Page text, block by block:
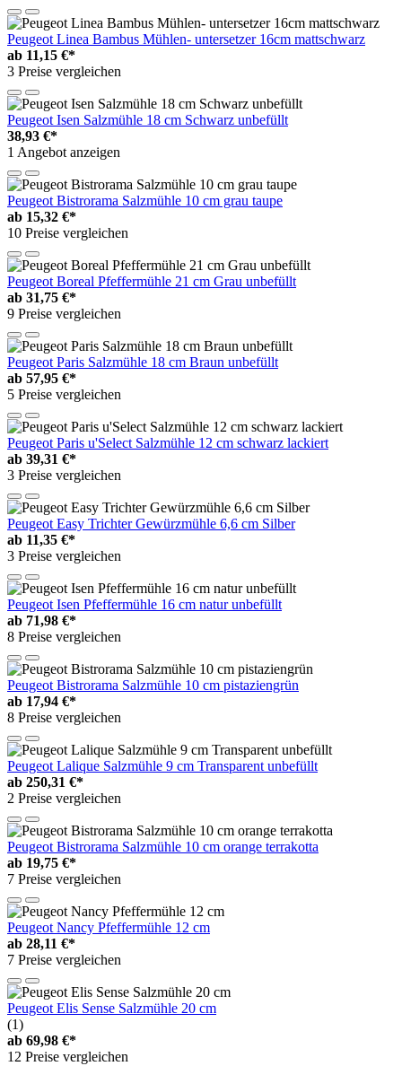
Peugeot Linea Bambus Mühlen- untersetzer 16cm mattschwarz
ab 11,15 €*
3 Preise vergleichen
Peugeot Isen Salzmühle 18 cm Schwarz unbefüllt
38,93 €*
1 Angebot anzeigen
Peugeot Bistrorama Salzmühle 10 cm grau taupe
ab 15,32 €*
10 Preise vergleichen
Peugeot Boreal Pfeffermühle 21 cm Grau unbefüllt
ab 31,75 €*
9 Preise vergleichen
Peugeot Paris Salzmühle 18 cm Braun unbefüllt
ab 57,95 €*
5 Preise vergleichen
Peugeot Paris u'Select Salzmühle 12 cm schwarz lackiert
ab 39,31 €*
3 Preise vergleichen
Peugeot Easy Trichter Gewürzmühle 6,6 cm Silber
ab 11,35 €*
3 Preise vergleichen
Peugeot Isen Pfeffermühle 16 cm natur unbefüllt
ab 71,98 €*
8 Preise vergleichen
Peugeot Bistrorama Salzmühle 10 cm pistaziengrün
ab 17,94 €*
8 Preise vergleichen
Peugeot Lalique Salzmühle 9 cm Transparent unbefüllt
ab 250,31 €*
2 Preise vergleichen
Peugeot Bistrorama Salzmühle 10 cm orange terrakotta
ab 19,75 €*
7 Preise vergleichen
Peugeot Nancy Pfeffermühle 12 cm
ab 28,11 €*
7 Preise vergleichen
Peugeot Elis Sense Salzmühle 20 cm
(1)
ab 69,98 €*
12 Preise vergleichen